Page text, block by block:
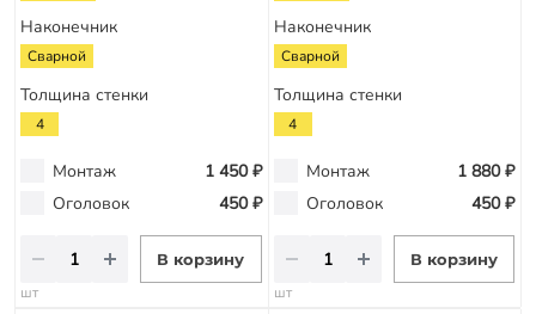
Наконечник
Сварной
Толщина стенки
4
Монтаж
1 450 ₽
Оголовок
450 ₽
В корзину
шт
Наконечник
Сварной
Толщина стенки
4
Монтаж
1 880 ₽
Оголовок
450 ₽
В корзину
шт